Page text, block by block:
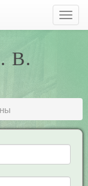
В.